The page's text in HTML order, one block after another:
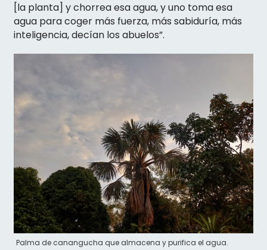
[la planta] y chorrea esa agua, y uno toma esa
agua para coger más fuerza, más sabiduría, más
inteligencia, decían los abuelos”.
Palma de canangucha que almacena y purifica el agua.